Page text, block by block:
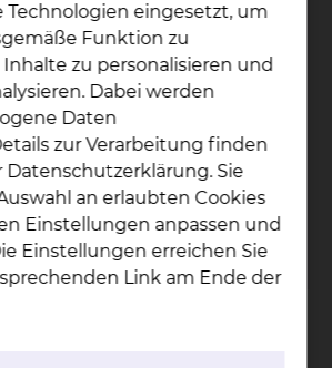
sind externe Inhalte von
Zum Schutz Ihrer
wird der Inhalt erst
Sie in den Cookie-
die OptionExterne Medien
Option'Externe Medien'
akzeptieren
Technologien eingesetzt, um
Funktion zu
zu personalisieren und
Dabei werden
Daten
zur Verarbeitung finden
Datenschutzerklärung. Sie
an erlaubten Cookies
Einstellungen anpassen und
Einstellungen erreichen Sie
Link am Ende der